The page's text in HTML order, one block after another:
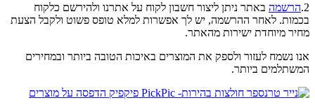
2. הרשמה באתר ניתן ליצור חשבון לקוח על אתרנו ולהירשם כלקוח
בכמות. לאחר ההרשמה, יש לך אפשרות למלא טופס פשוט ולקבל הצעת
מחיר מיוחדת ישירות מהאתר.
אנו נשמח לעזור ולספק את המוצרים באיכות הטובה ביותר ובמחירים
המשתלמים ביותר.